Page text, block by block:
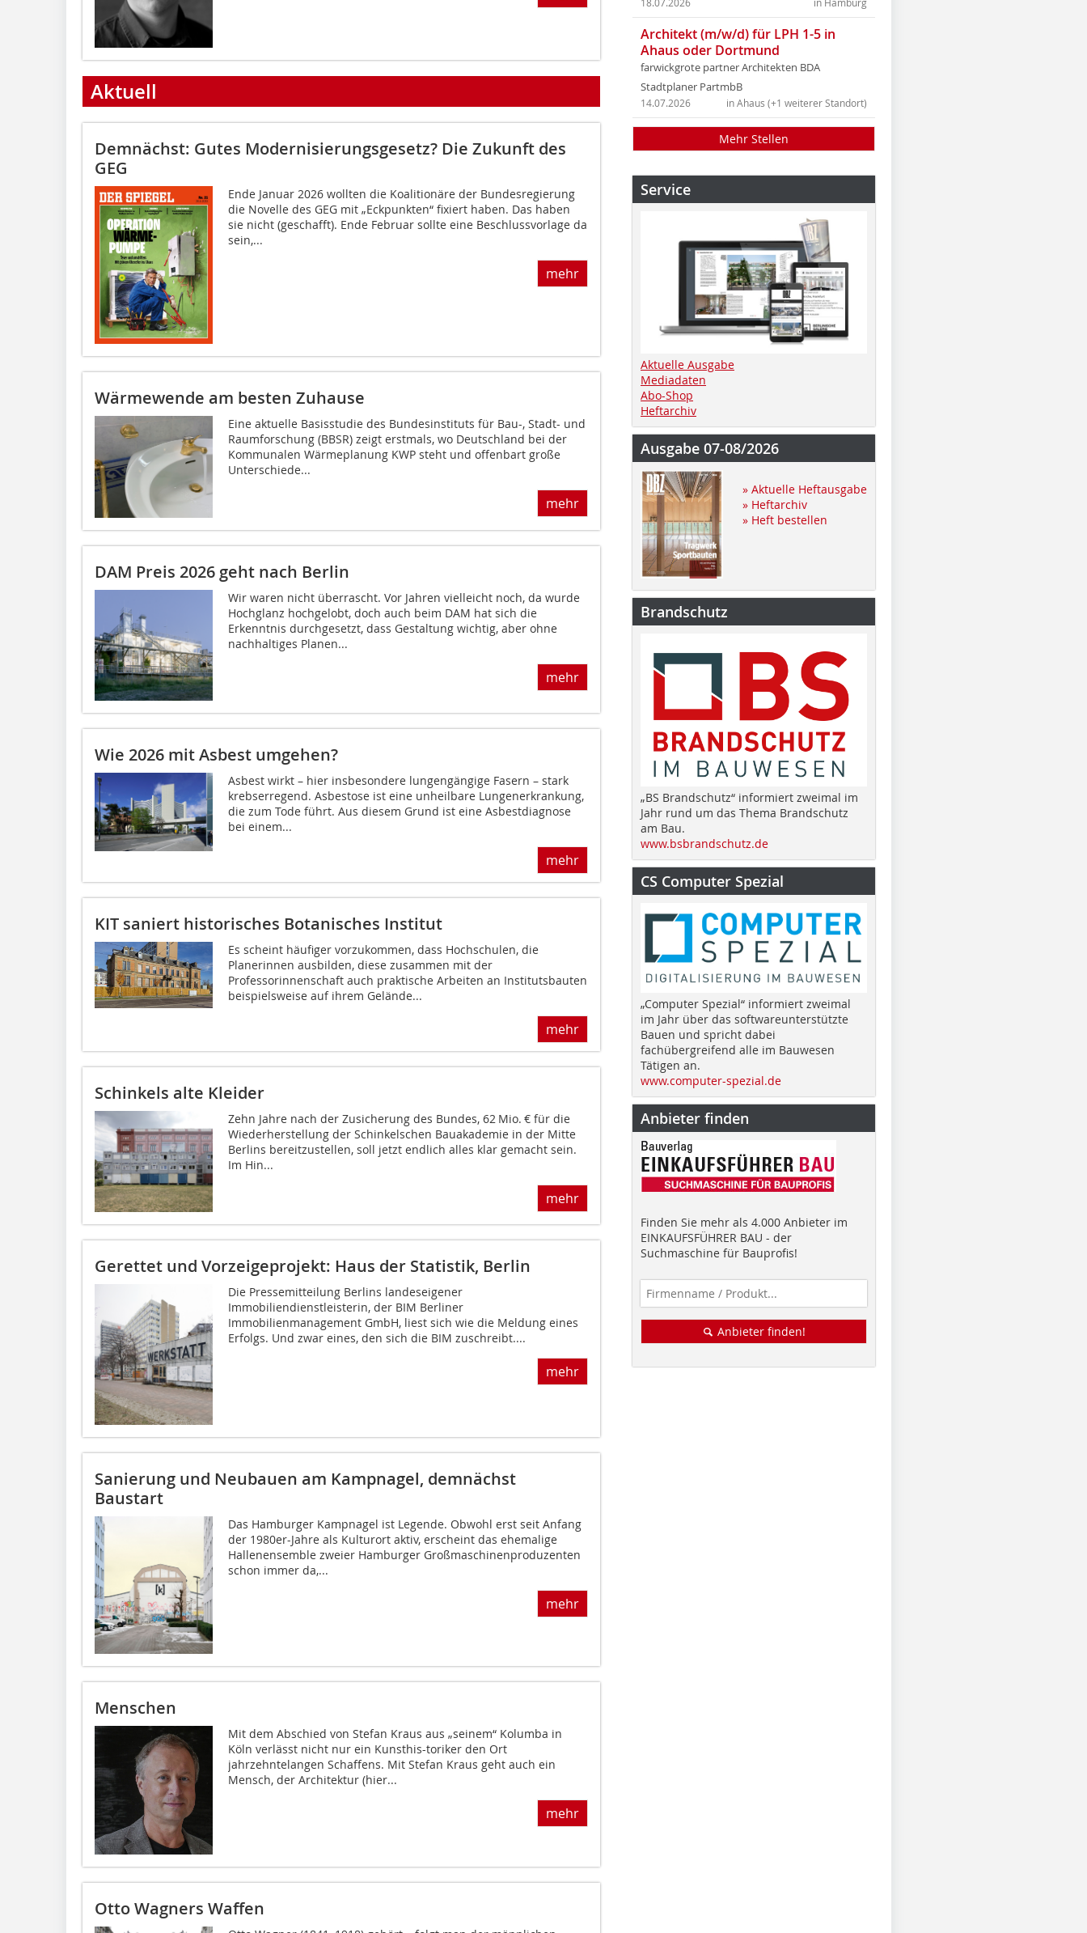
Aktuell
Demnächst: Gutes Modernisierungsgesetz? Die Zukunft des
GEG
Ende Januar 2026 wollten die Koalitionäre der Bundesregierung
die Novelle des GEG mit „Eckpunkten“ fixiert haben. Das haben
sie nicht (geschafft). Ende Februar sollte eine Beschlussvorlage da
sein,...
mehr
Wärmewende am besten Zuhause
Eine aktuelle Basisstudie des Bundesinstituts für Bau-, Stadt- und
Raumforschung (BBSR) zeigt erstmals, wo Deutschland bei der
Kommunalen Wärmeplanung KWP steht und offenbart große
Unterschiede...
mehr
DAM Preis 2026 geht nach Berlin
Wir waren nicht überrascht. Vor Jahren vielleicht noch, da wurde
Hochglanz hochgelobt, doch auch beim DAM hat sich die
Erkenntnis durchgesetzt, dass Gestaltung wichtig, aber ohne
nachhaltiges Planen...
mehr
Wie 2026 mit Asbest umgehen?
Asbest wirkt – hier insbesondere lungengängige Fasern – stark
krebserregend. Asbestose ist eine unheilbare Lungenerkrankung,
die zum Tode führt. Aus diesem Grund ist eine Asbestdiagnose
bei einem...
mehr
KIT saniert historisches Botanisches Institut
Es scheint häufiger vorzukommen, dass Hochschulen, die
Planerinnen ausbilden, diese zusammen mit der
Professorinnenschaft auch praktische Arbeiten an Institutsbauten
beispielsweise auf ihrem Gelände...
mehr
Schinkels alte Kleider
Zehn Jahre nach der Zusicherung des Bundes, 62 Mio. € für die
Wiederherstellung der Schinkelschen Bauakademie in der Mitte
Berlins bereitzustellen, soll jetzt endlich alles klar gemacht sein.
Im Hin...
mehr
Gerettet und Vorzeigeprojekt: Haus der Statistik, Berlin
Die Pressemitteilung Berlins landeseigener
Immobiliendienstleisterin, der BIM Berliner
Immobilienmanagement GmbH, liest sich wie die Meldung eines
Erfolgs. Und zwar eines, den sich die BIM zuschreibt....
mehr
Sanierung und Neubauen am Kampnagel, demnächst
Baustart
Das Hamburger Kampnagel ist Legende. Obwohl erst seit Anfang
der 1980er-Jahre als Kulturort aktiv, erscheint das ehemalige
Hallenensemble zweier Hamburger Großmaschinenproduzenten
schon immer da,...
mehr
Menschen
Mit dem Abschied von Stefan Kraus aus „seinem“ Kolumba in
Köln verlässt nicht nur ein Kunsthis-toriker den Ort
jahrzehntelangen Schaffens. Mit Stefan Kraus geht auch ein
Mensch, der Architektur (hier...
mehr
Otto Wagners Waffen
in Hamburg
18.07.2026
Architekt (m/w/d) für LPH 1-5 in
Ahaus oder Dortmund
farwickgrote partner Architekten BDA
Stadtplaner PartmbB
in Ahaus (+1 weiterer Standort)
14.07.2026
Mehr Stellen
Service
Aktuelle Ausgabe
Mediadaten
Abo-Shop
Heftarchiv
Ausgabe 07-08/2026
» Aktuelle Heftausgabe
» Heftarchiv
» Heft bestellen
Brandschutz
„BS Brandschutz“ informiert zweimal im
Jahr rund um das Thema Brandschutz
am Bau.
www.bsbrandschutz.de
CS Computer Spezial
„Computer Spezial“ informiert zweimal
im Jahr über das softwareunterstützte
Bauen und spricht dabei
fachübergreifend alle im Bauwesen
Tätigen an.
www.computer-spezial.de
Anbieter finden
Finden Sie mehr als 4.000 Anbieter im
EINKAUFSFÜHRER BAU - der
Suchmaschine für Bauprofis!
Anbieter finden!